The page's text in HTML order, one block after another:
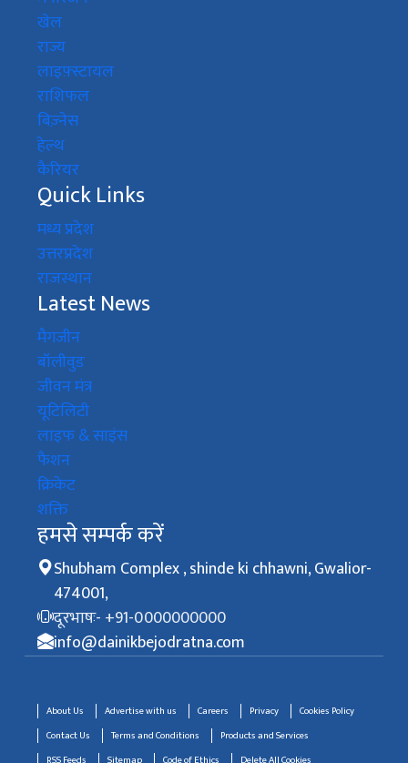
खेल
राज्य
लाइफ़्स्टायल
राशिफल
बिज़्नेस
हेल्थ
कैरियर
Quick Links
मध्य प्रदेश
उत्तरप्रदेश
राजस्थान
Latest News
मैगजीन
बॉलीवुड
जीवन मंत्र
यूटिलिटी
लाइफ & साइंस
फैशन
क्रिकेट
शक्ति
हमसे सम्पर्क करें
Shubham Complex , shinde ki chhawni, Gwalior-
474001,
दूरभाषः- +91-0000000000
info@dainikbejodratna.com
About Us Advertise with us Careers Privacy
Cookies Policy
Contact Us
Terms and Conditions
Products and Services